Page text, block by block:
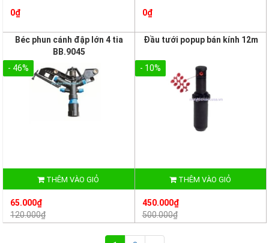
0₫ 0₫
Béc phun cánh đập lớn 4 tia
BB.9045
- 46%
THÊM VÀO GIỎ
65.000₫
120.000₫
Đầu tưới popup bán kính 12m
- 10%
THÊM VÀO GIỎ
450.000₫
500.000₫